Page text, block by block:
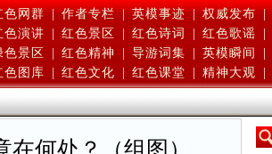
色网群 | 作者专栏 | 英模事迹 | 权威发布 |
色演讲 红色景区 红色诗词 红色歌谣
色景区 红色精神 导游词集 英模瞬间
色图库 红色文化 红色课堂 精神大观
何处？（组图）